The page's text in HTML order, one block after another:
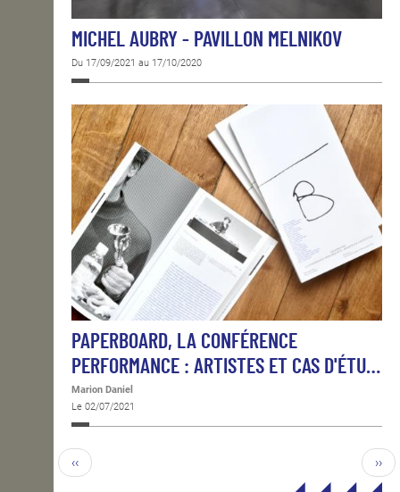
MICHEL AUBRY - PAVILLON MELNIKOV
Du 17/09/2021 au 17/10/2020
PAPERBOARD, LA CONFÉRENCE
PERFORMANCE : ARTISTES ET CAS D'ÉTU…
Marion Daniel
Le 02/07/2021
‹‹ ››